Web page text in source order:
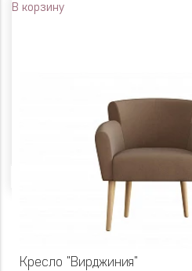
В корзину
Кресло "Вирджиния"